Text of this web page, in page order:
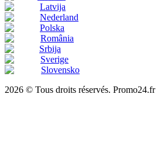
Latvija
Nederland
Polska
România
Srbija
Sverige
Slovensko
2026 © Tous droits réservés. Promo24.fr